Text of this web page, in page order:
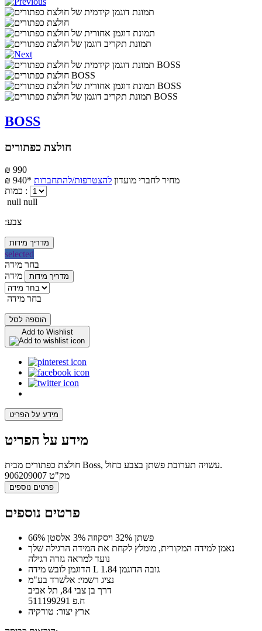
BOSS
חולצת כפתורים
₪ 990
₪ 940*
מחיר לחברי מועדון להצטרפות/להתחברות
כמות :
null null
:צבע
מדריך מידות
selected
בחר מידה
מידה
מדריך מידות
בחר מידה
הוספה לסל
Add to Wishlist
מידע על הפריט
מידע על הפריט
חולצת כפתורים מבית Boss, עשויה תערובת פשתן בצבע כחול.
מק"ט 906209007
פרטים נוספים
פרטים נוספים
66% פשתן 32% ויסקוזה 3% אלסטן
נאמן למידה המקורית, מומלץ לקחת את המידה הרגילה שלך
נועד למראה גזרה רגילה
הדוגמן לובש מידה L גובה הדוגמן 1.84
נציג רשמי: אלשרד בע"מ
דרך בן צבי 84, תל אביב
ח.פ 511199291
ארץ יצור: טורקיה